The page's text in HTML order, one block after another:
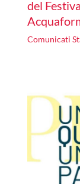
del
Comunicati